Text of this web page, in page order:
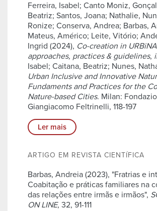
Ferreira, Isabel; Canto Moniz,
Beatriz; Santos, Joana; Nathalie,
Ronize; Conserva, Andrea; Barbas,
Mateus, Américo; Leite, Vitório;
Ingrid (2024), Co-creation in
approaches, practices & guidelines,
Isabel; Caitana, Beatriz; Nunes,
Urban Inclusive and Innovative
Fundaments and Practices for the
Nature-based Cities. Milan:
Giangiacomo Feltrinelli, 118-197
Ler mais
ARTIGO EM REVISTA CIENTÍFICA
Barbas, Andreia (2023), "Fratrias e
Coabitação e práticas familiares na
das relações entre irmãs e irmãos",
ON LINE, 32, 91-111